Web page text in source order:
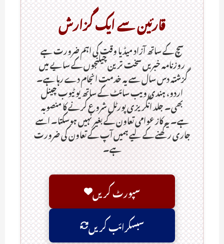
قارئین سے ایک گزارش
سچ کے ساتھ آزاد میڈیا وقت کی اہم ضرورت ہےـ
روزنامہ خبریں سخت ترین چیلنجوں کے سایے میں
گزشتہ دس سال سے یہ خدمت انجام دے رہا ہے۔
اردو، ہندی ویب سائٹ کے ساتھ یو ٹیوب چینل
بھی۔ جلد انگریزی پورٹل شروع کرنے کا منصوبہ
ہے۔ یہ کاز عوامی تعاون کے بغیر نہیں ہوسکتا۔ اسے
جاری رکھنے کے لیے ہمیں آپ کے تعاون کی ضرورت
ہے۔
سپورٹ کریں
سبسکرائب کریں